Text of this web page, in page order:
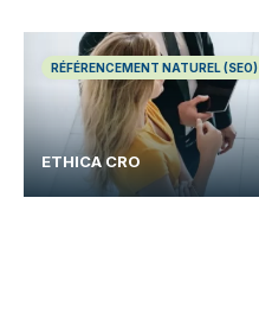
RÉFÉRENCEMENT NATUREL (SEO)
ETHICA CRO